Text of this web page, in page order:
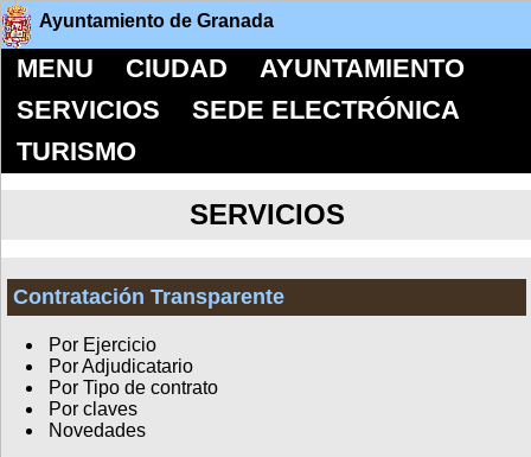
Ayuntamiento de Granada
MENU CIUDAD
AYUNTAMIENTO
SERVICIOS
SEDE ELECTRÓNICA
TURISMO
SERVICIOS
Contratación Transparente
Por Ejercicio
Por Adjudicatario
Por Tipo de contrato
Por claves
Novedades